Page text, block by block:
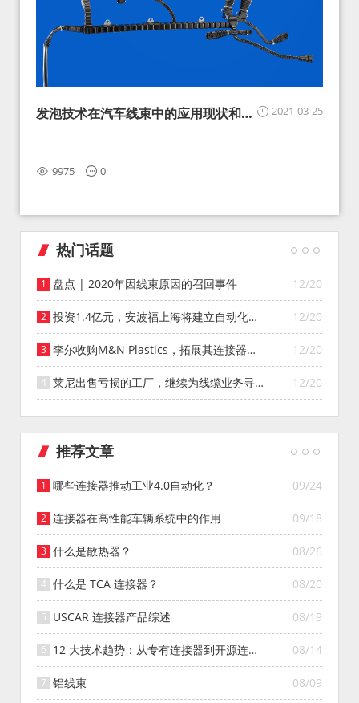
2021-03-25
发泡技术在汽车线束中的应用现状和展
9975 0
热门话题
12/20
盘点 | 2020年因线束原因的召回事件
12/20
投资1.4亿元，安波福上海将建立自动化智
能仓库
12/20
李尔收购M&N Plastics，拓展其连接器系
统业务
12/20
莱尼出售亏损的工厂，继续为线缆业务寻找
投资者
推荐文章
09/24
哪些连接器推动工业4.0自动化？
09/18
连接器在高性能车辆系统中的作用
08/26
什么是散热器？
08/20
什么是 TCA 连接器？
08/19
USCAR 连接器产品综述
08/14
12 大技术趋势：从专有连接器到开源连接
器的演变
08/09
铝线束